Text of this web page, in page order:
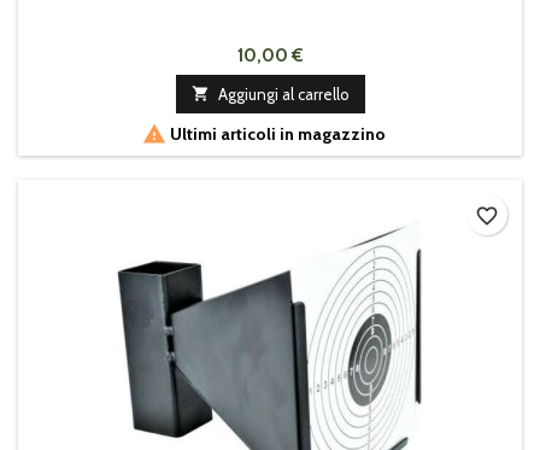
10,00 €
 Aggiungi al carrello
 Ultimi articoli in magazzino
favorite_border